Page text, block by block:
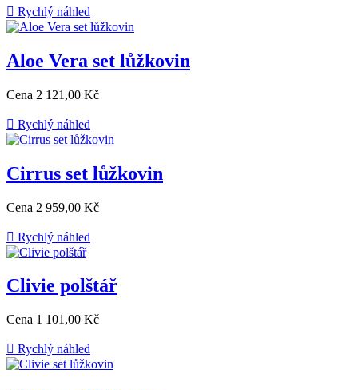
 Rychlý náhled
Aloe Vera set lůžkovin
Cena 2 121,00 Kč
 Rychlý náhled
Cirrus set lůžkovin
Cena 2 959,00 Kč
 Rychlý náhled
Clivie polštář
Cena 1 101,00 Kč
 Rychlý náhled